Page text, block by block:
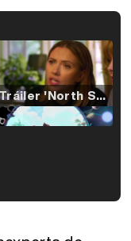
Tráiler 'North Star' (2023)